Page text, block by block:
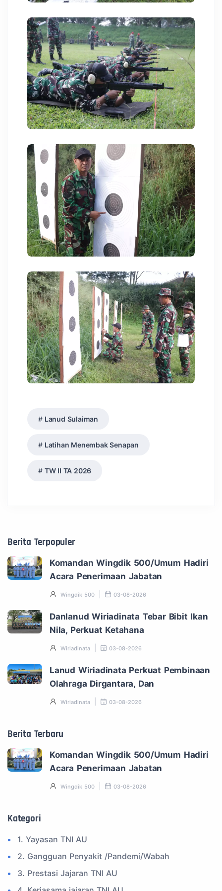
Lanud Sulaiman
Latihan Menembak Senapan
TW II TA 2026
Berita Terpopuler
Komandan Wingdik 500/Umum Hadiri
Acara Penerimaan Jabatan
Wingdik 500 03-08-2026
Danlanud Wiriadinata Tebar Bibit Ikan
Nila, Perkuat Ketahana
Wiriadinata 03-08-2026
Lanud Wiriadinata Perkuat Pembinaan
Olahraga Dirgantara, Dan
Wiriadinata 03-08-2026
Berita Terbaru
Komandan Wingdik 500/Umum Hadiri
Acara Penerimaan Jabatan
Wingdik 500 03-08-2026
Kategori
1. Yayasan TNI AU
2. Gangguan Penyakit /Pandemi/Wabah
3. Prestasi Jajaran TNI AU